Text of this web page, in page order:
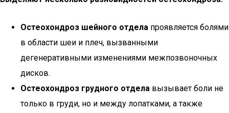
Остеохондроз шейного отдела проявляется болями
в области шеи и плеч, вызванными
дегенеративными изменениями межпозвоночных
дисков.
Остеохондроз грудного отдела вызывает боли не
только в груди, но и между лопатками, а также